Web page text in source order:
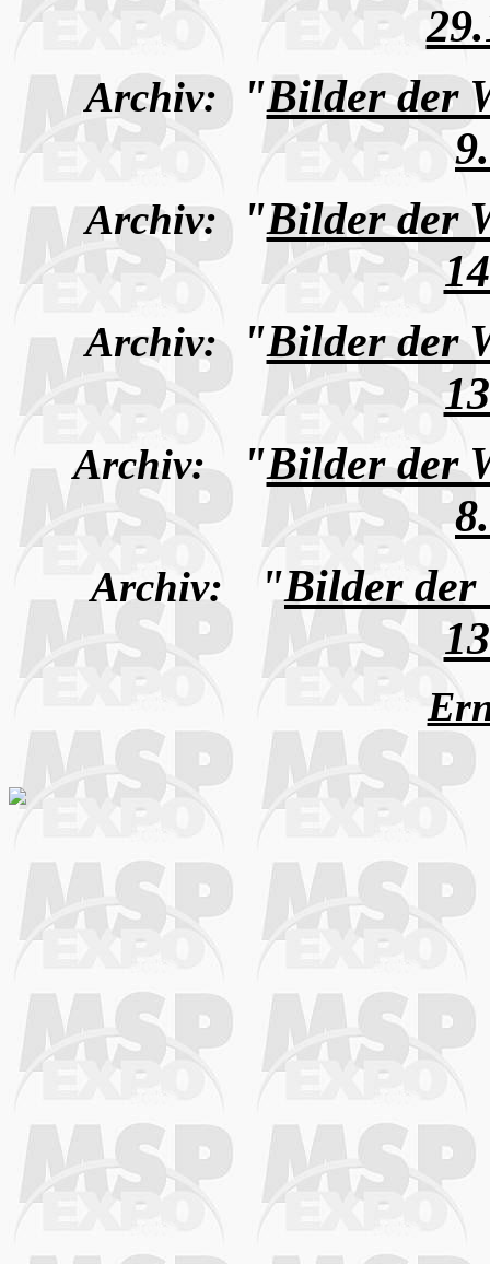
Archiv:"Bilder der
Archiv:"Bilder der
Archiv:"Bilder der
Archiv:"Bilder der
Archiv: "Bilder der